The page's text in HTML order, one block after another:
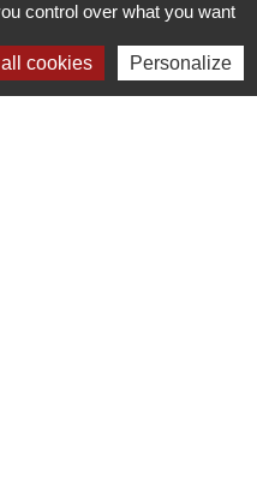
nous !
de-Mussidan
Mairie
control over what you want
cookies Personalize